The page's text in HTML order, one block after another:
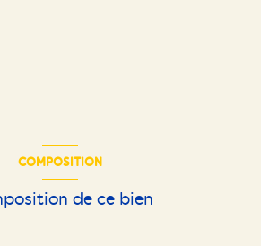
COMPOSITION
de ce bien